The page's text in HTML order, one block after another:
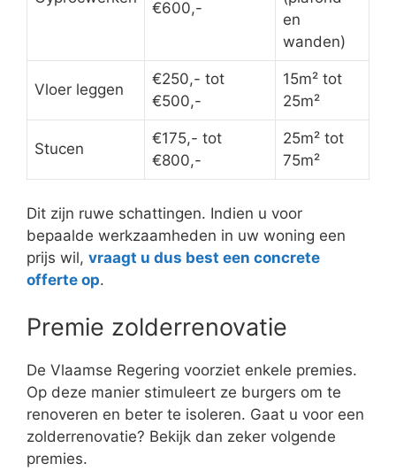
€600,-
en
wanden)
Vloer leggen
€250,- tot
€500,-
15m² tot
25m²
Stucen
€175,- tot
€800,-
25m² tot
75m²
Dit zijn ruwe schattingen. Indien u voor
bepaalde werkzaamheden in uw woning een
prijs wil, vraagt u dus best een concrete
offerte op.
Premie zolderrenovatie
De Vlaamse Regering voorziet enkele premies.
Op deze manier stimuleert ze burgers om te
renoveren en beter te isoleren. Gaat u voor een
zolderrenovatie? Bekijk dan zeker volgende
premies.